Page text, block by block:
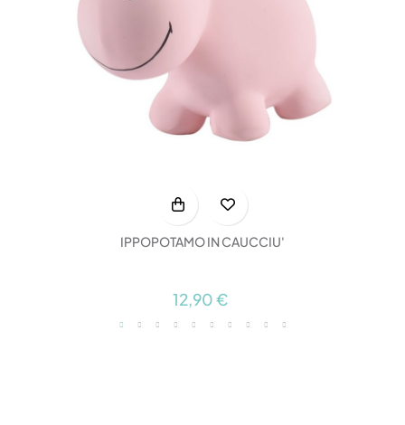
IPPOPOTAMO IN CAUCCIU'
12,90 €